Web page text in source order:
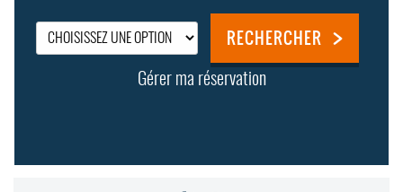
RECHERCHER
Gérer ma réservation